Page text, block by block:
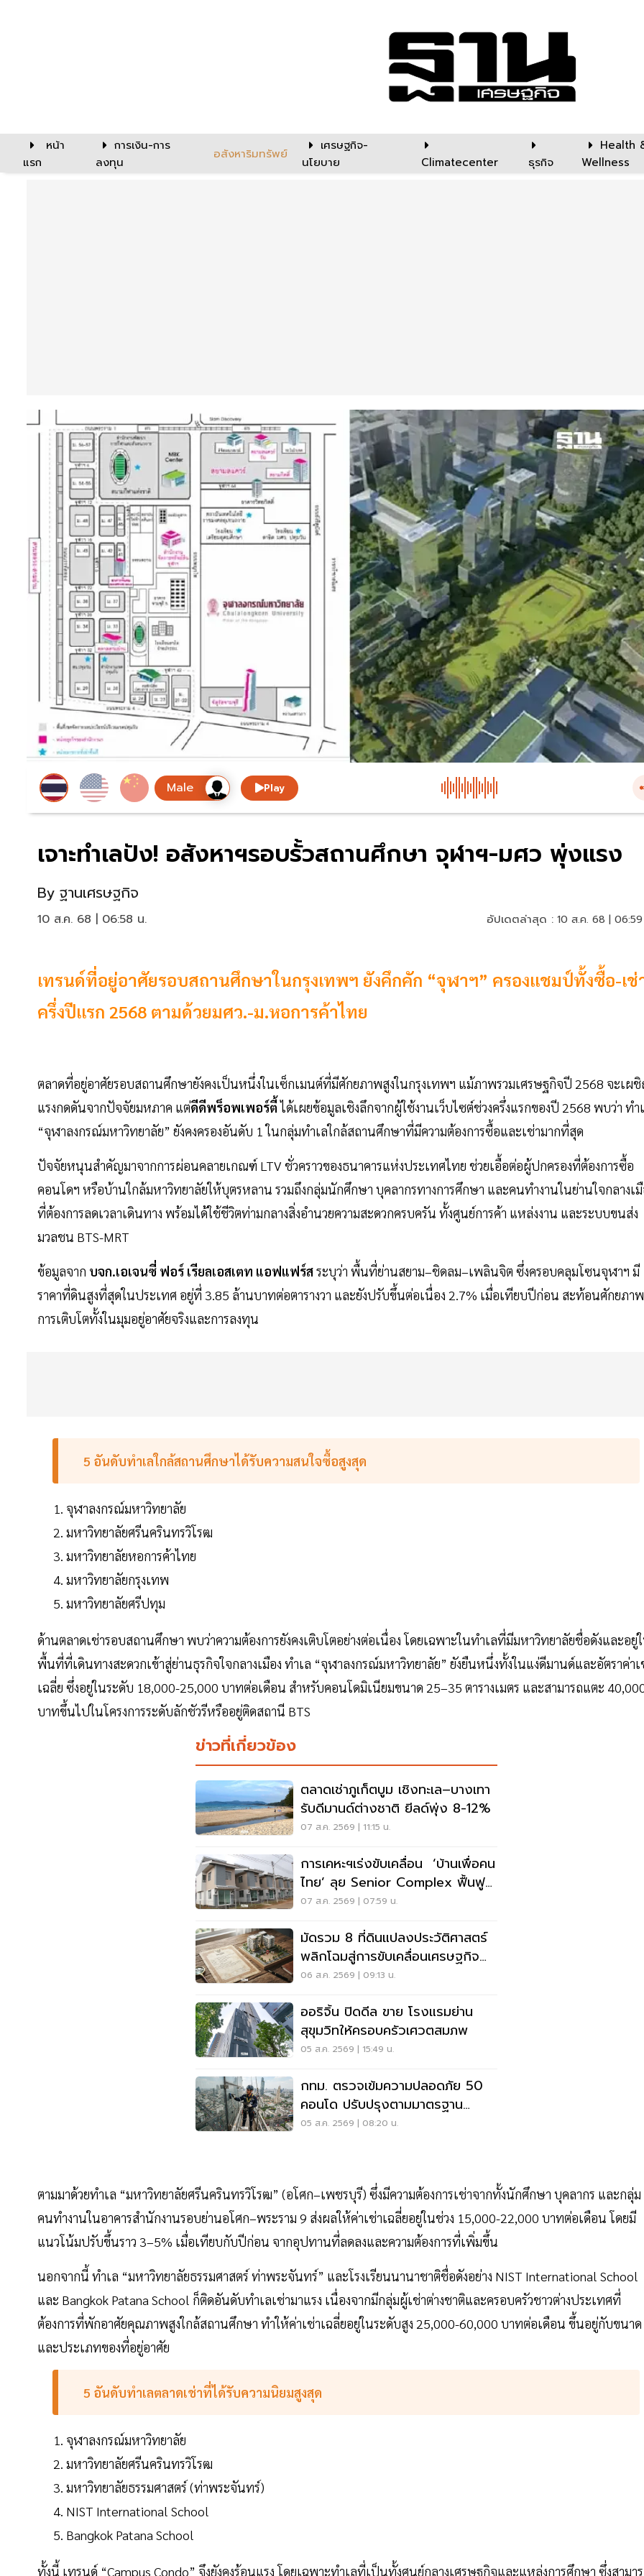
หน้า
แรก
การเงิน-การ
ลงทุน
อสังหาริมทรัพย์
เศรษฐกิจ-
นโยบาย
Climatecenter ธุรกิจ
Health
Wellness
Play
เจาะทำเลปัง! อสังหาฯรอบรั้วสถานศึกษา จุฬาฯ-มศว พุ่งแรง
By ฐานเศรษฐกิจ
10 ส.ค. 68 | 06:58 น. อัปเดตล่าสุด : 10 ส.ค. 68 |
เทรนด์ที่อยู่อาศัยรอบสถานศึกษาในกรุงเทพฯ ยังคึกคัก “จุฬาฯ” ครองแชมป์ทั้งซื้อ-เช่
ครึ่งปีแรก 2568 ตามด้วยมศว.-ม.หอการค้าไทย
ตลาดที่อยู่อาศัยรอบสถานศึกษายังคงเป็นหนึ่งในเซ็กเมนต์ที่มีศักยภาพสูงในกรุงเทพฯ แม้ภาพรวมเศรษฐกิจปี 2568 จะเผ
แรงกดดันจากปัจจัยมหภาค แต่ดีดีพร็อพเพอร์ตี้ได้เผยข้อมูลเชิงลึกจากผู้ใช้งานเว็บไซต์ช่วงครึ่งแรกของปี 2568 พบว่า ทำ
“จุฬาลงกรณ์มหาวิทยาลัย” ยังคงครองอันดับ 1 ในกลุ่มทำเลใกล้สถานศึกษาที่มีความต้องการซื้อและเช่ามากที่สุด
ปัจจัยหนุนสำคัญมาจากการผ่อนคลายเกณฑ์ LTV ชั่วคราวของธนาคารแห่งประเทศไทย ช่วยเอื้อต่อผู้ปกครองที่ต้องการซื้อ
คอนโดฯ หรือบ้านใกล้มหาวิทยาลัยให้บุตรหลาน รวมถึงกลุ่มนักศึกษา บุคลากรทางการศึกษา และคนทำงานในย่านใจกลางเมื
ที่ต้องการลดเวลาเดินทาง พร้อมได้ใช้ชีวิตท่ามกลางสิ่งอำนวยความสะดวกครบครัน ทั้งศูนย์การค้า แหล่งงาน และระบบขนส่ง
มวลชน BTS-MRT
ข้อมูลจาก บจก.เอเจนซี่ ฟอร์ เรียลเอสเตท แอฟแฟร์สระบุว่า พื้นที่ย่านสยาม–ชิดลม–เพลินจิต ซึ่งครอบคลุมโซนจุฬาฯ มี
ราคาที่ดินสูงที่สุดในประเทศ อยู่ที่ 3.85 ล้านบาทต่อตารางวา และยังปรับขึ้นต่อเนื่อง 2.7% เมื่อเทียบปีก่อน สะท้อนศักยภาพ
การเติบโตทั้งในมุมอยู่อาศัยจริงและการลงทุน
5 อันดับทำเลใกล้สถานศึกษาได้รับความสนใจซื้อสูงสุด
จุฬาลงกรณ์มหาวิทยาลัย
มหาวิทยาลัยศรีนครินทรวิโรฒ
มหาวิทยาลัยหอการค้าไทย
มหาวิทยาลัยกรุงเทพ
มหาวิทยาลัยศรีปทุม
ด้านตลาดเช่ารอบสถานศึกษา พบว่าความต้องการยังคงเติบโตอย่างต่อเนื่อง โดยเฉพาะในทำเลที่มีมหาวิทยาลัยชื่อดังและอยู่
พื้นที่ที่เดินทางสะดวกเข้าสู่ย่านธุรกิจใจกลางเมือง ทำเล “จุฬาลงกรณ์มหาวิทยาลัย” ยังยืนหนึ่งทั้งในแง่ดีมานด์และอัตราค่าเ
เฉลี่ย ซึ่งอยู่ในระดับ 18,000-25,000 บาทต่อเดือน สำหรับคอนโดมิเนียมขนาด 25–35 ตารางเมตร และสามารถแตะ
บาทขึ้นไปในโครงการระดับลักชัวรีหรืออยู่ติดสถานี BTS
ข่าวที่เกี่ยวข้อง
ตลาดเช่าภูเก็ตบูม เชิงทะเล–บางเทา
รับดีมานด์ต่างชาติ ยีลด์พุ่ง 8-12%
07 ส.ค. 2569 | 11:15 น.
การเคหะฯเร่งขับเคลื่อน ‘บ้านเพื่อคน
ไทย’ ลุย Senior Complex ฟื้นฟู
เมือง
07 ส.ค. 2569 | 07:59 น.
มัดรวม 8 ที่ดินแปลงประวัติศาสตร์
พลิกโฉมสู่การขับเคลื่อนเศรษฐกิจ
เมือง
06 ส.ค. 2569 | 09:13 น.
ออริจิ้น ปิดดีล ขาย โรงแรมย่าน
สุขุมวิทให้ครอบครัวเศวตสมภพ
05 ส.ค. 2569 | 15:49 น.
กทม. ตรวจเข้มความปลอดภัย 50
คอนโด ปรับปรุงตามมาตรฐาน
เคร่งครัด
05 ส.ค. 2569 | 08:20 น.
ตามมาด้วยทำเล “มหาวิทยาลัยศรีนครินทรวิโรฒ” (อโศก–เพชรบุรี) ซึ่งมีความต้องการเช่าจากทั้งนักศึกษา บุคลากร และกลุ่ม
คนทำงานในอาคารสำนักงานรอบย่านอโศก–พระราม 9 ส่งผลให้ค่าเช่าเฉลี่ยอยู่ในช่วง 15,000-22,000 บาทต่อเดือน โดยมี
แนวโน้มปรับขึ้นราว 3–5% เมื่อเทียบกับปีก่อน จากอุปทานที่ลดลงและความต้องการที่เพิ่มขึ้น
นอกจากนี้ ทำเล “มหาวิทยาลัยธรรมศาสตร์ ท่าพระจันทร์” และโรงเรียนนานาชาติชื่อดังอย่าง NIST International School
และ Bangkok Patana School ก็ติดอันดับทำเลเช่ามาแรง เนื่องจากมีกลุ่มผู้เช่าต่างชาติและครอบครัวชาวต่างประเทศที่
ต้องการที่พักอาศัยคุณภาพสูงใกล้สถานศึกษา ทำให้ค่าเช่าเฉลี่ยอยู่ในระดับสูง 25,000-60,000 บาทต่อเดือน ขึ้นอยู่กับขนาด
และประเภทของที่อยู่อาศัย
5 อันดับทำเลตลาดเช่าที่ได้รับความนิยมสูงสุด
จุฬาลงกรณ์มหาวิทยาลัย
มหาวิทยาลัยศรีนครินทรวิโรฒ
มหาวิทยาลัยธรรมศาสตร์ (ท่าพระจันทร์)
NIST International School
Bangkok Patana School
ทั้งนี้ เทรนด์ “Campus Condo” จึงยังคงร้อนแรง โดยเฉพาะทำเลที่เป็นทั้งศูนย์กลางเศรษฐกิจและแหล่งการศึกษา ซึ่งสามา